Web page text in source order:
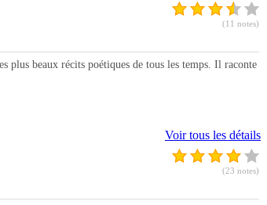
(11 notes)
beaux récits poétiques de tous les temps. Il raconte
Voir tous les détails
(23 notes)